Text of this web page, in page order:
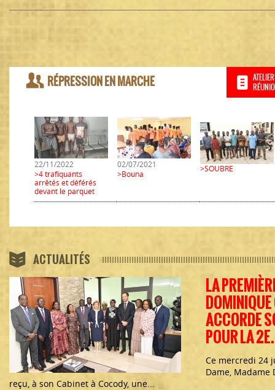
RÉPRESSION EN MARCHE
22/11/2022
>4 trafiquants
arrêtés et déférés
devant le parquet
02/07/2021
>Bouna
>SOUBRE
ACTUALITÉS
LA
ACCORDE
POUR LA
Ce mercredi 24
Dame, Madame
reçu, à son Cabinet à Cocody, une...